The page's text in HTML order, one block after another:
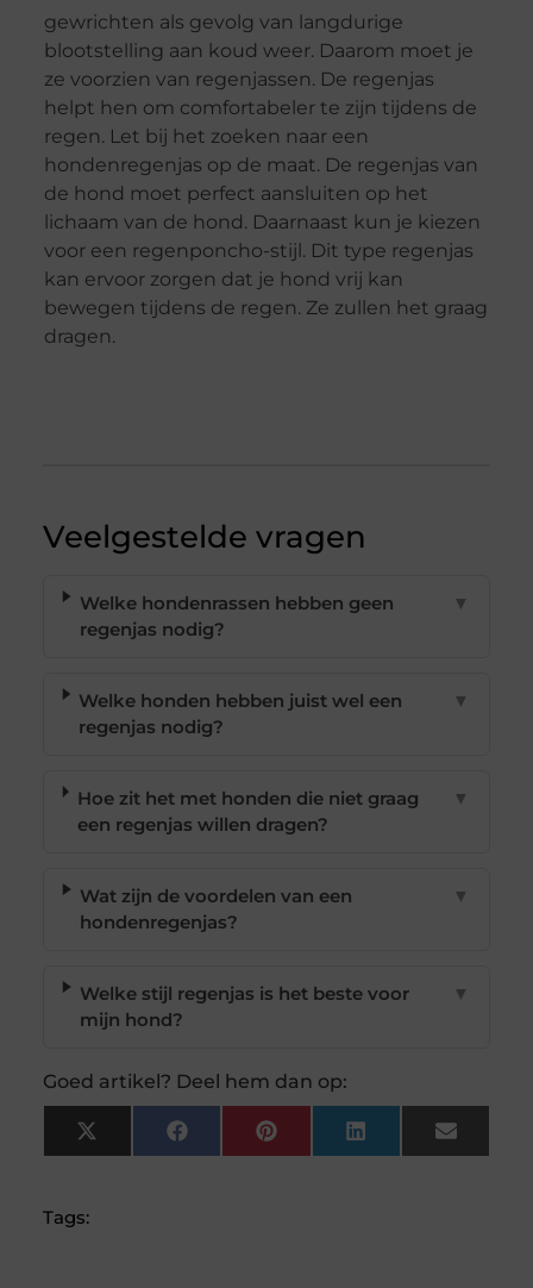
gewrichten als gevolg van langdurige
blootstelling aan koud weer. Daarom moet je
ze voorzien van regenjassen. De regenjas
helpt hen om comfortabeler te zijn tijdens de
regen. Let bij het zoeken naar een
hondenregenjas op de maat. De regenjas van
de hond moet perfect aansluiten op het
lichaam van de hond. Daarnaast kun je kiezen
voor een regenponcho-stijl. Dit type regenjas
kan ervoor zorgen dat je hond vrij kan
bewegen tijdens de regen. Ze zullen het graag
dragen.
Veelgestelde vragen
Welke hondenrassen hebben geen
regenjas nodig?
▼
Welke honden hebben juist wel een
regenjas nodig?
▼
Hoe zit het met honden die niet graag
een regenjas willen dragen?
▼
Wat zijn de voordelen van een
hondenregenjas?
▼
Welke stijl regenjas is het beste voor
mijn hond?
▼
Goed artikel? Deel hem dan op:
X
(Twitter)
FacebookPinterest LinkedIn Email
Tags: